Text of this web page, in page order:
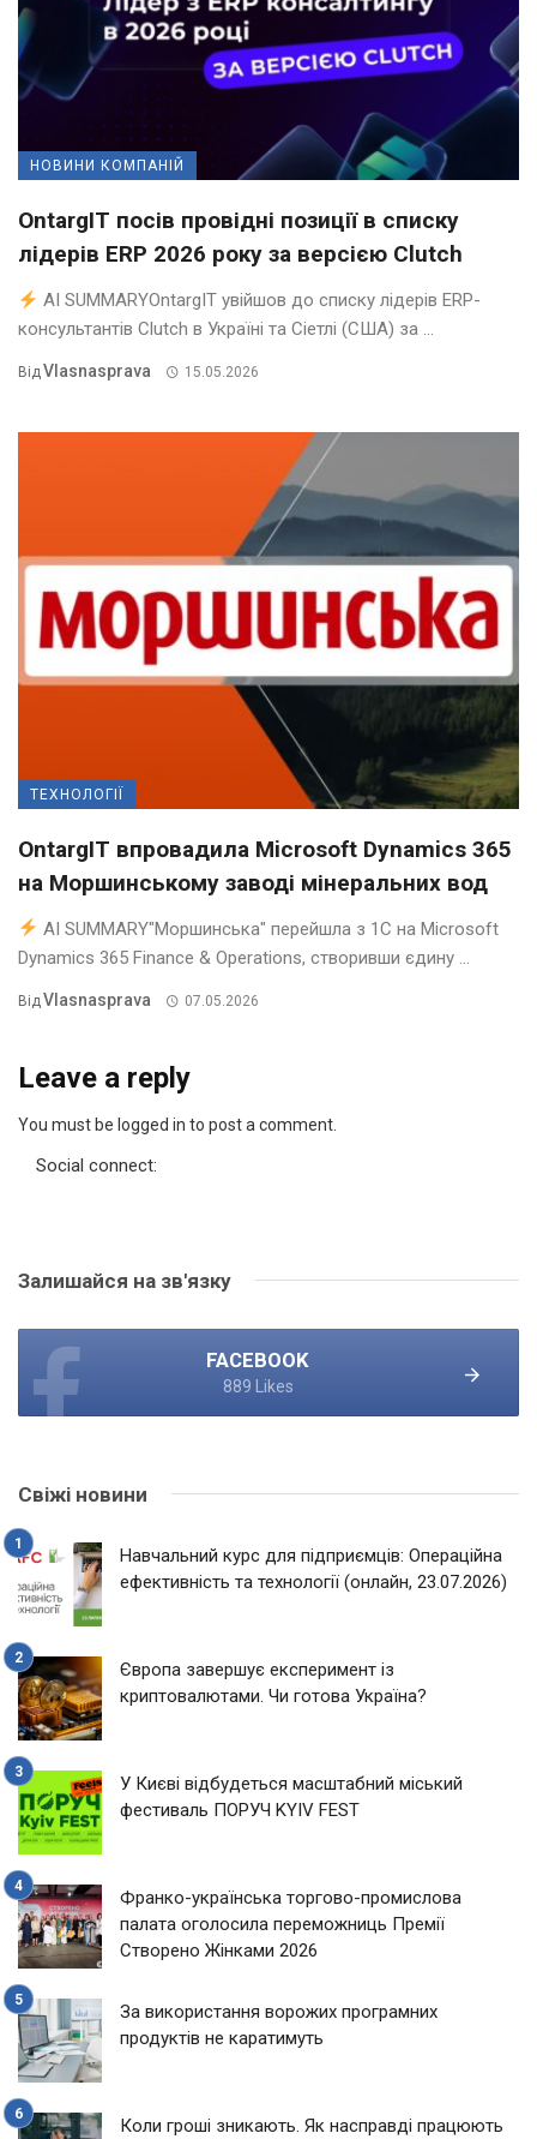
НОВИНИ КОМПАНІЙ
OntargIT посів провідні позиції в списку
лідерів ERP 2026 року за версією Clutch
AI SUMMARYOntargIT увійшов до списку лідерів ERP-
консультантів Clutch в Україні та Сіетлі (США) за ...
ВідVlasnasprava 15.05.2026
ТЕХНОЛОГІЇ
OntargIT впровадила Microsoft Dynamics 365
на Моршинському заводі мінеральних вод
AI SUMMARY"Моршинська" перейшла з 1С на Microsoft
Dynamics 365 Finance & Operations, створивши єдину ...
ВідVlasnasprava 07.05.2026
Leave a reply
You must be logged in to post a comment.
Social connect:
Залишайся на зв'язку
FACEBOOK
889 Likes
Свіжі новини
Навчальний курс для підприємців: Операційна
ефективність та технології (онлайн, 23.07.2026)
Європа завершує експеримент із
криптовалютами. Чи готова Україна?
У Києві відбудеться масштабний міський
фестиваль ПОРУЧ KYIV FEST
Франко-українська торгово-промислова
палата оголосила переможниць Премії
Створено Жінками 2026
За використання ворожих програмних
продуктів не каратимуть
Коли гроші зникають. Як насправді працюють